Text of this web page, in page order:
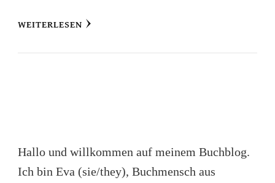
WEITERLESEN
Hallo und willkommen auf meinem Buchblog.
Ich bin Eva (sie/they), Buchmensch aus